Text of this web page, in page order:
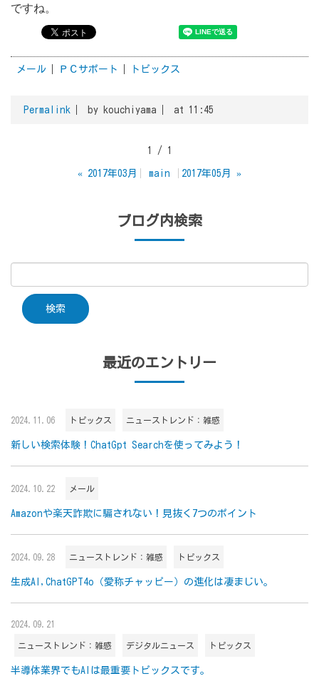
ですね。
メール ＰＣサポート トピックス
Permalink by kouchiyama at 11:45
1 / 1
« 2017年03月 main 2017年05月 »
ブログ内検索
最近のエントリー
2024.11.06 トピックス ニューストレンド：雑感
新しい検索体験！ChatGpt Searchを使ってみよう！
2024.10.22 メール
Amazonや楽天詐欺に騙されない！見抜く7つのポイント
2024.09.28 ニューストレンド：雑感 トピックス
生成AI,ChatGPT4o（愛称チャッピー）の進化は凄まじい。
2024.09.21
ニューストレンド：雑感 デジタルニュース トピックス
半導体業界でもAIは最重要トピックスです。